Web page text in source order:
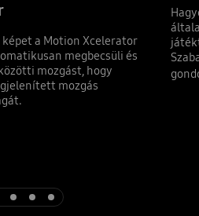
a Motion Xcelerator
megbecsüli és
mozgást, hogy
mozgás